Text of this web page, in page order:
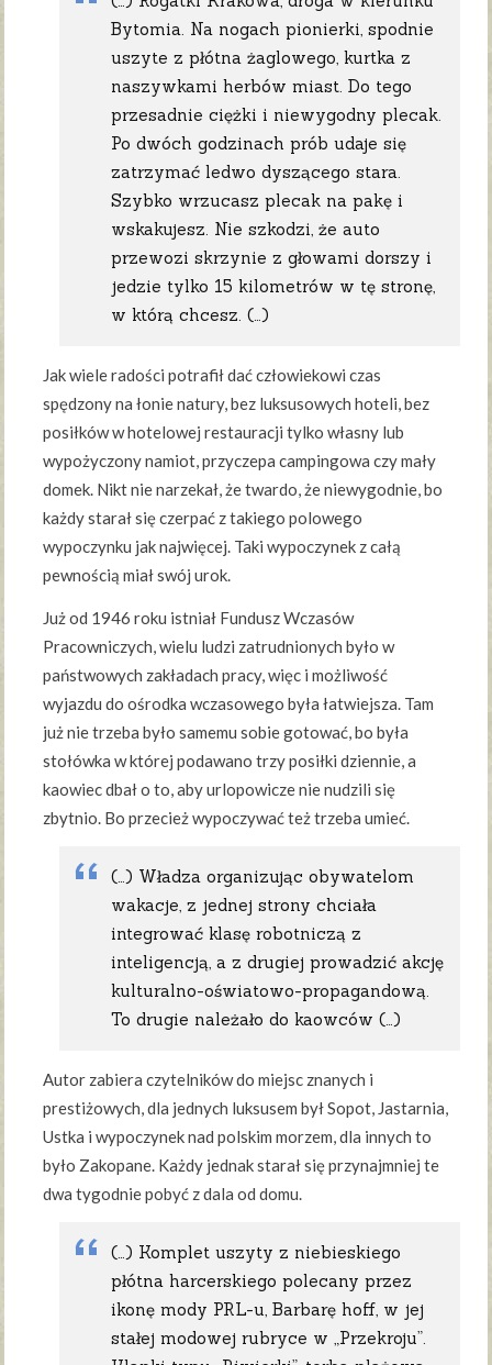
Bytomia. Na nogach pionierki, spodnie
uszyte z płótna żaglowego, kurtka z
naszywkami herbów miast. Do tego
przesadnie ciężki i niewygodny plecak.
Po dwóch godzinach prób udaje się
zatrzymać ledwo dyszącego stara.
Szybko wrzucasz plecak na pakę i
wskakujesz. Nie szkodzi, że auto
przewozi skrzynie z głowami dorszy i
jedzie tylko 15 kilometrów w tę stronę,
w którą chcesz. (…)
Jak wiele radości potrafił dać człowiekowi czas
spędzony na łonie natury, bez luksusowych hoteli, bez
posiłków w hotelowej restauracji tylko własny lub
wypożyczony namiot, przyczepa campingowa czy mały
domek. Nikt nie narzekał, że twardo, że niewygodnie, bo
każdy starał się czerpać z takiego polowego
wypoczynku jak najwięcej. Taki wypoczynek z całą
pewnością miał swój urok.
Już od 1946 roku istniał Fundusz Wczasów
Pracowniczych, wielu ludzi zatrudnionych było w
państwowych zakładach pracy, więc i możliwość
wyjazdu do ośrodka wczasowego była łatwiejsza. Tam
już nie trzeba było samemu sobie gotować, bo była
stołówka w której podawano trzy posiłki dziennie, a
kaowiec dbał o to, aby urlopowicze nie nudzili się
zbytnio. Bo przecież wypoczywać też trzeba umieć.
(…) Władza organizując obywatelom
wakacje, z jednej strony chciała
integrować klasę robotniczą z
inteligencją, a z drugiej prowadzić akcję
kulturalno-oświatowo-propagandową.
To drugie należało do kaowców (…)
Autor zabiera czytelników do miejsc znanych i
prestiżowych, dla jednych luksusem był Sopot, Jastarnia,
Ustka i wypoczynek nad polskim morzem, dla innych to
było Zakopane. Każdy jednak starał się przynajmniej te
dwa tygodnie pobyć z dala od domu.
(…) Komplet uszyty z niebieskiego
płótna harcerskiego polecany przez
ikonę mody PRL-u, Barbarę hoff, w jej
stałej modowej rubryce w „Przekroju”.